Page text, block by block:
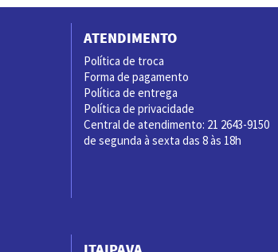
ATENDIMENTO
Política de troca
Forma de pagamento
Política de entrega
Política de privacidade
Central de atendimento: 21 2643-9150
de segunda à sexta das 8 às 18h